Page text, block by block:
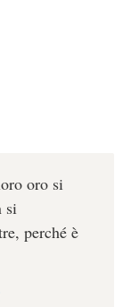
oro si
si
perché è